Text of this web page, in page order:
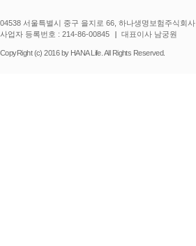
04538 서울특별시 중구 을지로 66, 하나생명보험주식회사
사업자 등록번호 : 214-86-00845
대표이사 남궁원
CopyRight (c) 2016 by HANA Life. All Rights Reserved.